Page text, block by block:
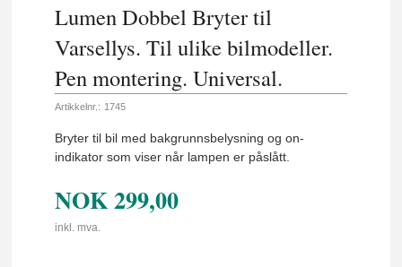
Lumen Dobbel Bryter til
Varsellys. Til ulike bilmodeller.
Pen montering. Universal.
Artikkelnr.: 1745
Bryter til bil med bakgrunnsbelysning og on-
indikator som viser når lampen er påslått.
NOK299,00
inkl. mva.